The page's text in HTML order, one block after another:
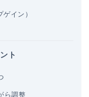
イン）
ト
ら調整